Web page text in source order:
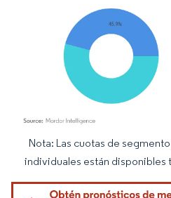
Imagen © Mordor Intelligence. El uso
Nota: Las cuotas de
individuales están disponibles